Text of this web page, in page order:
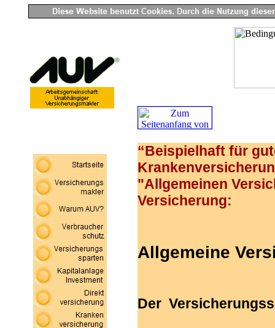
“Beispielhaft für
"Allgemeinen
Versicherung:
Allgemeine
Der